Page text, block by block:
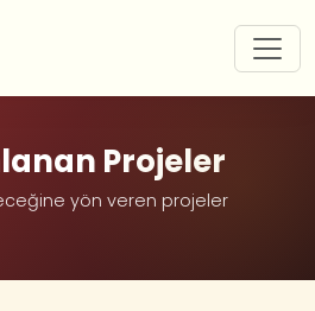
Projeler
yön veren projeler